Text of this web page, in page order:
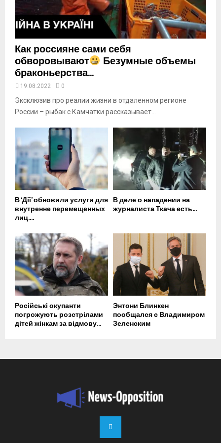
b
e
Как россияне сами себя
обворовывают Безумные объемы
браконьерства...
19.08.2022 0
Эксклюзив про реалии жизни в отдаленном регионе
России – рыбак с Камчатки рассказывает...
В ‘Дії’ обновили услуги для
внутренне перемещенных
лиц....
В деле о нападении на
журналиста Ткача есть...
Російські окупанти
погрожують розстрілами
дітей жінкам за відмову...
Энтони Блинкен
пообщался с Владимиром
Зеленским